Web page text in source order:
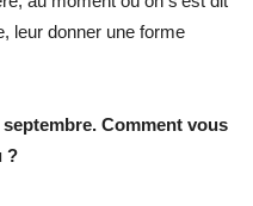
leur donner une forme
Comment vous
?